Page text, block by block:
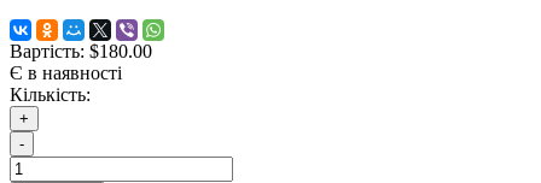
Вартість: $180.00
Є в наявності
Кількість:
+
-